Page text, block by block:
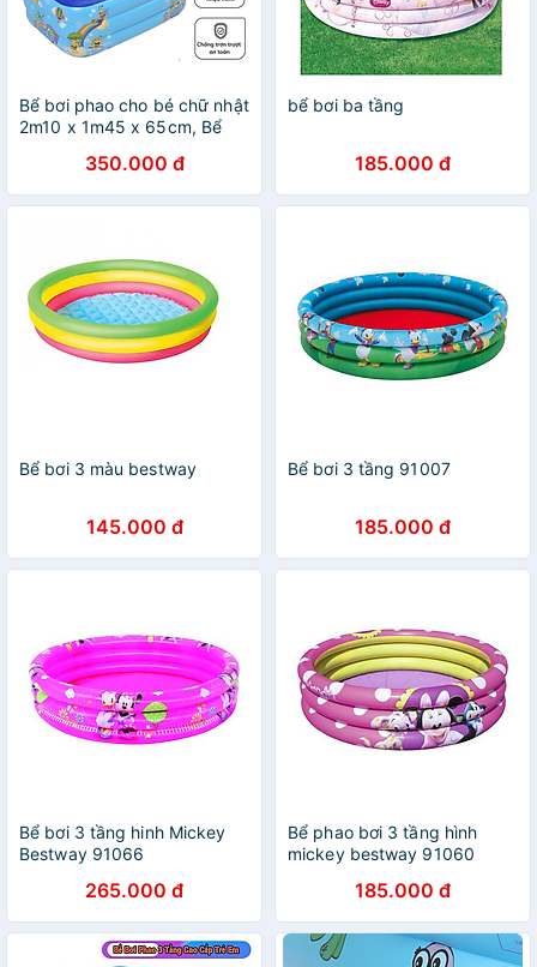
Bể bơi phao cho bé chữ nhật
2m10 x 1m45 x 65cm, Bể
tầng dày dặn, bền đẹp, đáy
2 lớp chống trơn trượt -
Chính hãng MINIIN (Giao
350.000 đ
bể bơi ba tầng
185.000 đ
Bể bơi 3 màu bestway
145.000 đ
Bể bơi 3 tầng 91007
185.000 đ
Bể bơi 3 tầng hinh Mickey
Bestway 91066
265.000 đ
Bể phao bơi 3 tầng hình
mickey bestway 91060
185.000 đ